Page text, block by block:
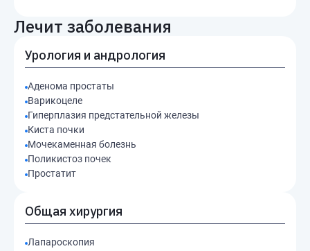
Лечит заболевания
Урология и андрология
Аденома простаты
Варикоцеле
Гиперплазия предстательной железы
Киста почки
Мочекаменная болезнь
Поликистоз почек
Простатит
Общая хирургия
Лапароскопия